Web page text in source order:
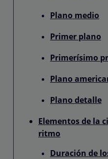
Plano medio
Primer plano
Primerísimo
Plano
Plano detalle
Elementos de la
ritmo
Duración de